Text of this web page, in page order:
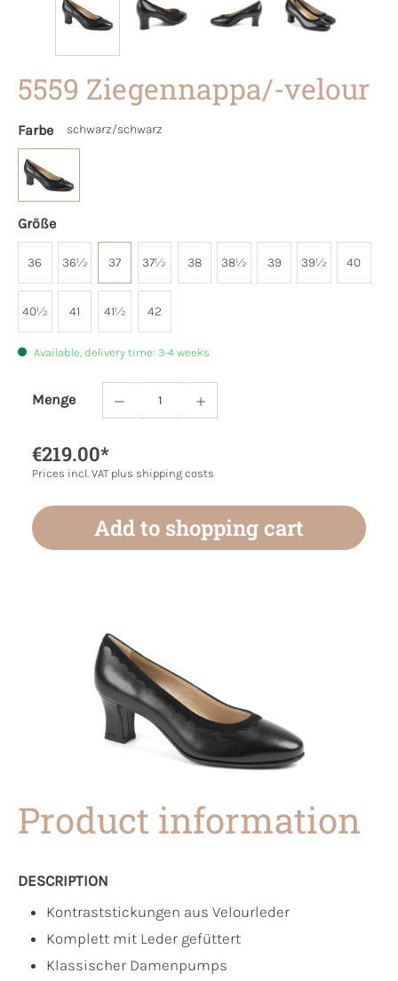
5559 Ziegennappa/-velour
Farbe schwarz/schwarz
Größe
36 36½ 37 37½ 38 38½ 39 39½ 40
40½ 41 41½ 42
Available, delivery time: 3-4 weeks
Menge
Product Quantity: Enter the desired
€219.00*
Prices incl. VAT plus shipping costs
Add to shopping cart
Product information
DESCRIPTION
Kontraststickungen aus Velourleder
Komplett mit Leder gefüttert
Klassischer Damenpumps